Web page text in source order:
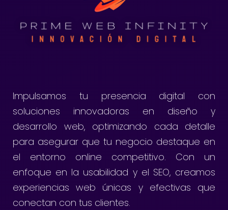
Impulsamos tu presencia digital con
soluciones innovadoras en diseño y
desarrollo web, optimizando cada detalle
para asegurar que tu negocio destaque en
el entorno online competitivo. Con un
enfoque en la usabilidad y el SEO, creamos
experiencias web únicas y efectivas que
conectan con tus clientes.